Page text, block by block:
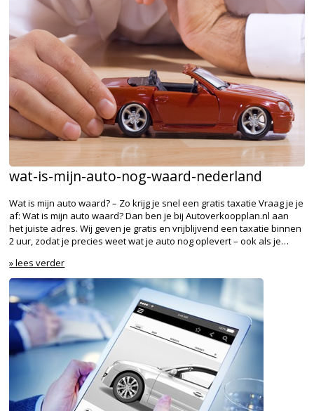
wat-is-mijn-auto-nog-waard-nederland
Wat is mijn auto waard? – Zo krijg je snel een gratis taxatie Vraag je je
af: Wat is mijn auto waard? Dan ben je bij Autoverkoopplan.nl aan
het juiste adres. Wij geven je gratis en vrijblijvend een taxatie binnen
2 uur, zodat je precies weet wat je auto nog oplevert – ook als je…
» lees verder